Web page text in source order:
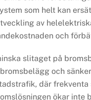
som helt kan
av
och
slitaget på
och
där
ökar